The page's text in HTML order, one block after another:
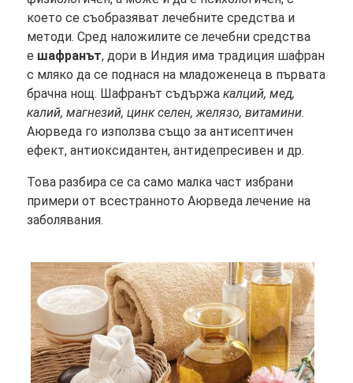
което се съобразяват лечебните средства и
методи. Сред наложилите се лечебни средства
е шафранът, дори в Индия има традиция шафран
с мляко да се поднася на младоженеца в първата
брачна нощ. Шафранът съдържакалций, мед,
калий, магнезий, цинк селен, желязо, витамини.
Аюрведа го използва също за антисептичен
ефект, антиоксидантен, антидепресивен и др.
Това разбира се са само малка част избрани
примери от всестранното Аюрведа лечение на
заболявания.